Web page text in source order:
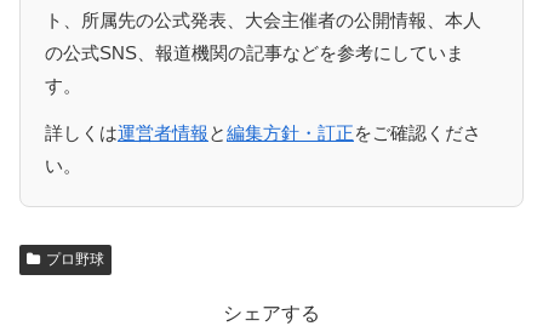
ト、所属先の公式発表、大会主催者の公開情報、本人
の公式SNS、報道機関の記事などを参考にしていま
す。
詳しくは運営者情報と編集方針・訂正をご確認くださ
い。
プロ野球
シェアする